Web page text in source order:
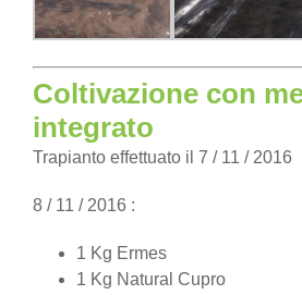
Coltivazione con
integrato
Trapianto effettuato il 7 / 11 / 2016
8 / 11 / 2016 :
1 Kg Ermes
1 Kg Natural Cupro